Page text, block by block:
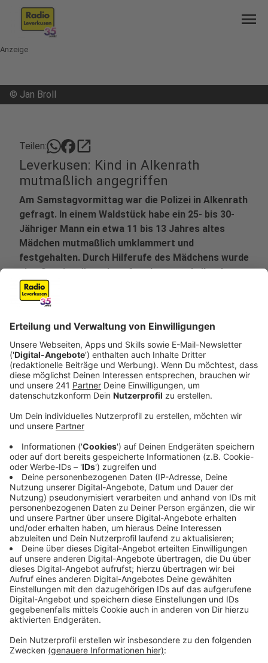
menu
Anzeige
© Jan Broll
Teilen: open_in_new
Leverkusen: Kind in Alkenrath
mutmaßlich angegriffen
Am Samstagvormittag war die Polizei in Alkenrath
gefragt. In einem Waldstück habe ein 25- bis 30-
Jähriger Mann ein etwa 11 bis 13 Jahres altes
Mädchen mutmaßlich umklammert und
festgehalten. Durch Hilferufe des Mädchens wurde
eine Spaziergängerin aufmerksam und eilte dem
Kind zur Hilfe.
Veröffentlicht:
Anzeige
Tatmotiv unklar
Der Angreifer flüchtete in eine unbekannte Richtung.
Die Spaziergängerin begleitete das Kind zu einem
Supermarkt in der Nähe und rief die Polizei. Als diese
ankam, hatte die Zeugin das Mädchen jedoch aus den
Augen verloren. Das Tatmotiv ist noch unklar. Die
Polizei bittet die Eltern des Kindes und weitere
Zeugen, sich zu melden.
Anzeige
Opfer- und Täterbeschreibung
Anzeige